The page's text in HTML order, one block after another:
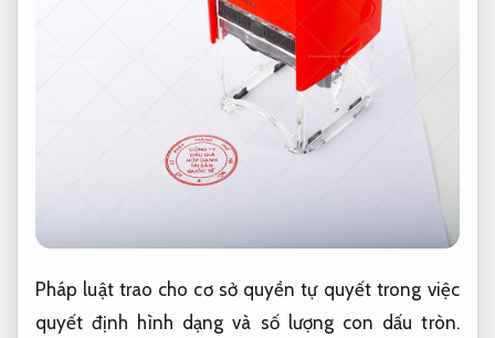
Pháp luật trao cho cơ sở quyền tự quyết trong việc
quyết định hình dạng và số lượng con dấu tròn.